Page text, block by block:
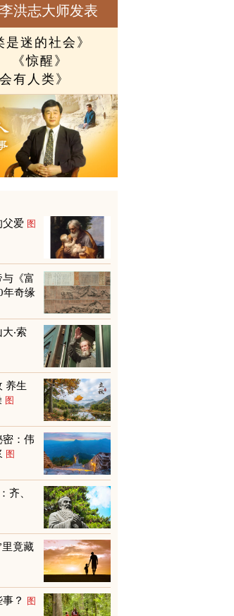
洪志大师发表
是迷的社会》
《惊醒》
有人类》
父爱 图
《富
年奇缘
‧索
养生
图
密：伟
图
齐、
里竟藏
？ 图